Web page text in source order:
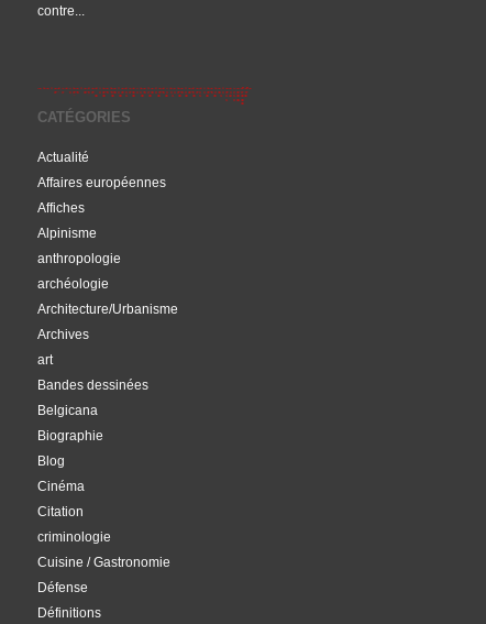
contre...
CATÉGORIES
Actualité
Affaires européennes
Affiches
Alpinisme
anthropologie
archéologie
Architecture/Urbanisme
Archives
art
Bandes dessinées
Belgicana
Biographie
Blog
Cinéma
Citation
criminologie
Cuisine / Gastronomie
Défense
Définitions